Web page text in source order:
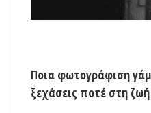
Ποια φωτογράφιση
ξεχάσεις ποτέ στη